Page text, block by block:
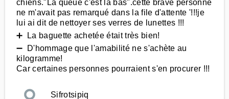
chiens."La queue c'est la bas".cette brave personne
ne m'avait pas remarqué dans la file d'attente '!!!je
lui ai dit de nettoyer ses verres de lunettes !!!
➕ La baguette achetée était très bien!
➖ D'hommage que l'amabilité ne s'achète au
kilogramme!
Car certaines personnes pourraient s'en procurer !!!
Sifrotsipiq